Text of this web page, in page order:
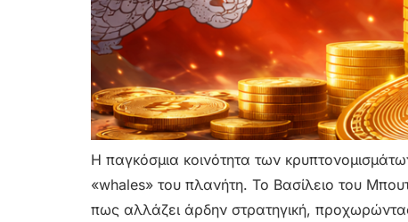
Η παγκόσμια κοινότητα των
«whales» του πλανήτη. Το Βασίλειο του
πως αλλάζει άρδην στρατηγική,